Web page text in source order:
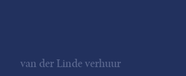
van der Linde verhuur